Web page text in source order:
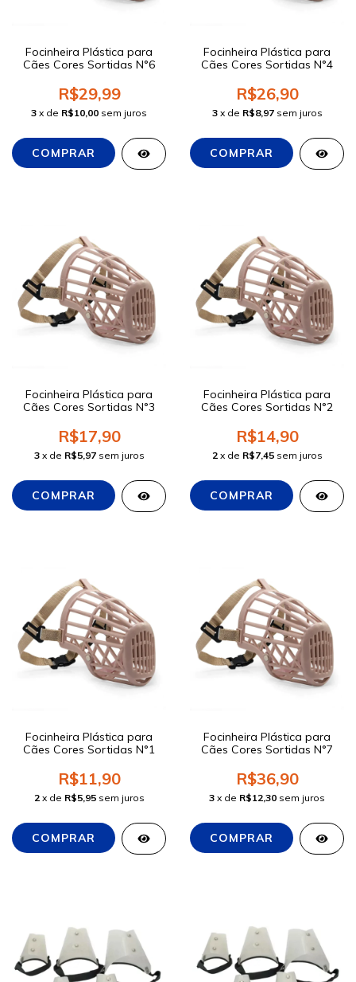
Focinheira Plástica para
Cães Cores Sortidas N°6
R$29,99
3 x de R$10,00 sem juros
Focinheira Plástica para
Cães Cores Sortidas N°4
R$26,90
3 x de R$8,97 sem juros
Focinheira Plástica para
Cães Cores Sortidas N°3
R$17,90
3 x de R$5,97 sem juros
Focinheira Plástica para
Cães Cores Sortidas N°2
R$14,90
2 x de R$7,45 sem juros
Focinheira Plástica para
Cães Cores Sortidas N°1
R$11,90
2 x de R$5,95 sem juros
Focinheira Plástica para
Cães Cores Sortidas N°7
R$36,90
3 x de R$12,30 sem juros